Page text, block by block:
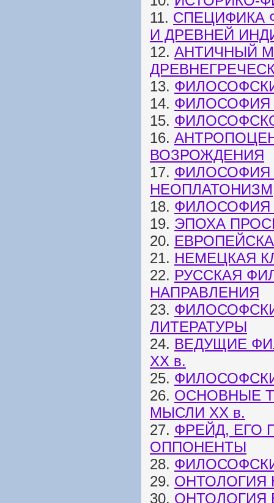
11. СПЕЦИФИКА
И ДРЕВНЕЙ
12. АНТИЧНЫЙ
13.
14. ФИЛОСОФИЯ
15.
16.
ВОЗРОЖДЕНИЯ
17. ФИЛОСОФИЯ
18. ФИЛОСОФИЯ
19. ЭПОХА
20.
21. НЕМЕЦКАЯ
22. РУССКАЯ
НАПРАВЛЕНИЯ
23.
ЛИТЕРАТУРЫ
24. ВЕДУЩИЕ
ХХ в.
25.
26. ОСНОВНЫЕ
МЫСЛИ XX в.
27. ФРЕЙД, ЕГО
ОППОНЕНТЫ
28.
29. ОНТОЛОГИЯ
30. ОНТОЛОГИЯ